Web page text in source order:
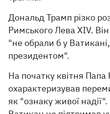
Дональд Трамп різко
Римського Лева XIV.
"не обрали б у
президентом".
На початку квітня
охарактеризував
як "ознаку живої